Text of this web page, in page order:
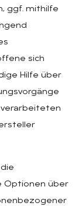
ggf. mithilfe
sich
Hilfe über
Optionen über